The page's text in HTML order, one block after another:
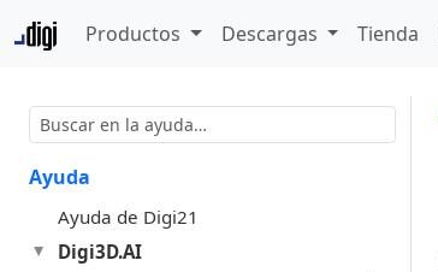
Productos Descargas Tienda
Ayuda
Ayuda de Digi21
Digi3D.AI